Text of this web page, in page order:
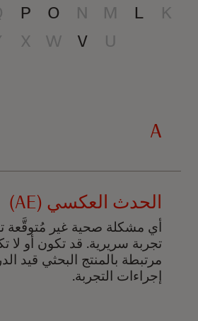
K
L
M
N
O
P
U
V
W
X
A
الحدث العكسي (AE)
أي مشكلة صحية غير مُتوقَّعة
تجربة سريرية. قد تكون أو لا
مرتبطة بالمنتج البحثي قيد
إجراءات التجربة.